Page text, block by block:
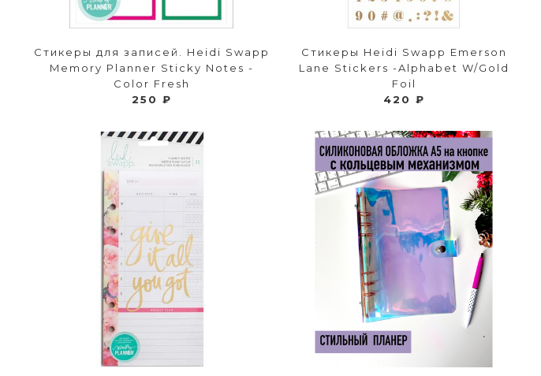
Стикеры для записей. Heidi Swapp
Memory Planner Sticky Notes -
Color Fresh
250 ₽
Стикеры Heidi Swapp Emerson
Lane Stickers -Alphabet W/Gold
Foil
420 ₽